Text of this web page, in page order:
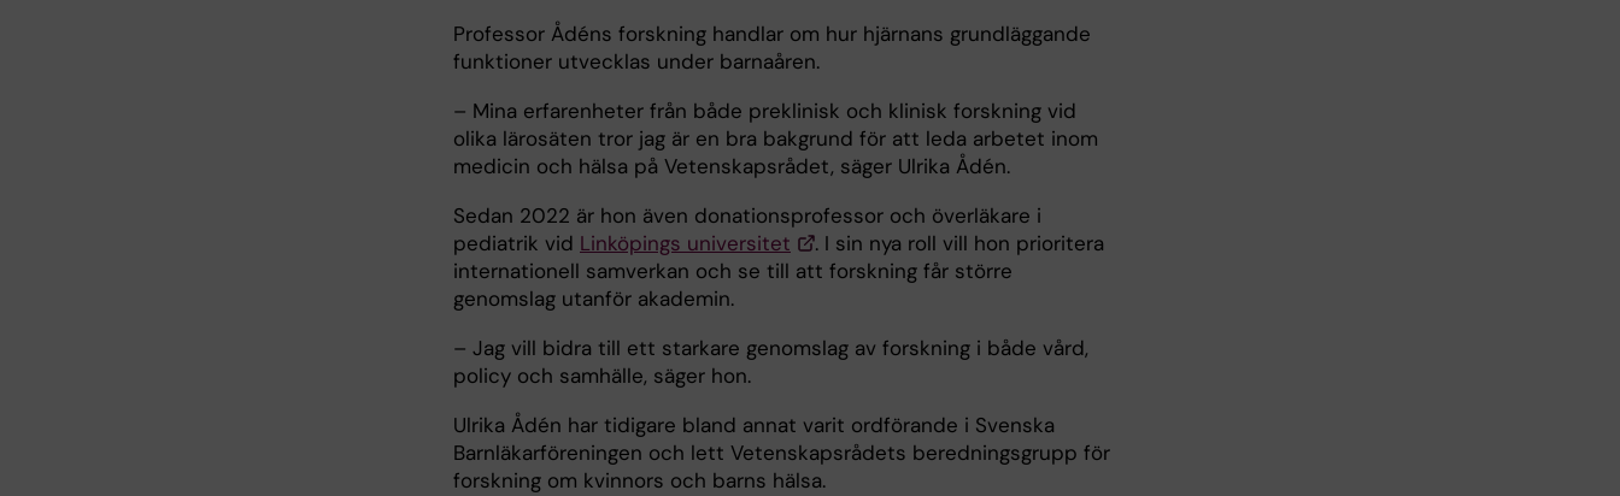
Professor Ådéns forskning handlar om hur hjärnans grundläggande
funktioner utvecklas under barnaåren.
– Mina erfarenheter från både preklinisk och klinisk forskning vid
olika lärosäten tror jag är en bra bakgrund för att leda arbetet inom
medicin och hälsa på Vetenskapsrådet, säger Ulrika Ådén.
Sedan 2022 är hon även donationsprofessor och överläkare i
pediatrik vid Linköpings universitet
. I sin nya roll vill hon prioritera
internationell samverkan och se till att forskning får större
genomslag utanför akademin.
– Jag vill bidra till ett starkare genomslag av forskning i både vård,
policy och samhälle, säger hon.
Ulrika Ådén har tidigare bland annat varit ordförande i Svenska
Barnläkarföreningen och lett Vetenskapsrådets beredningsgrupp för
forskning om kvinnors och barns hälsa.